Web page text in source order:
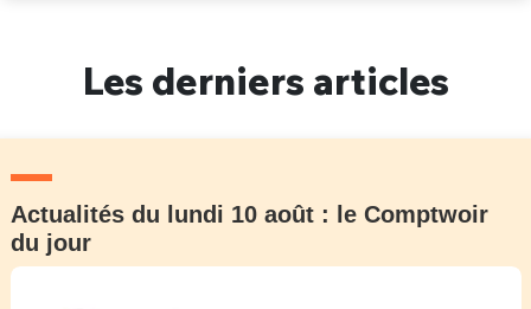
Les derniers articles
Actualités du lundi 10 août : le Comptwoir
du jour